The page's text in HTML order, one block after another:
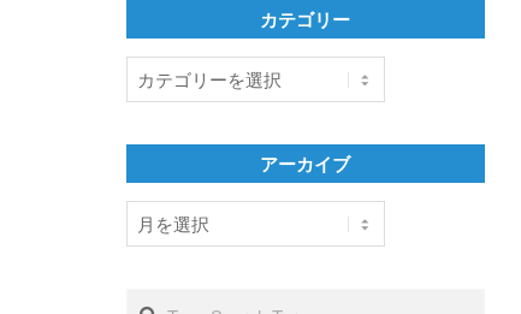
カテゴリー
テ
リ
アーカイブ
ア
ー
Search